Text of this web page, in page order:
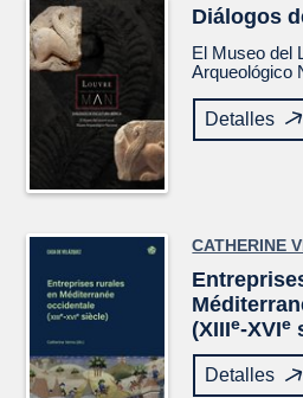
Diálogos
El Museo del
Arqueológico
Detalles
CATHERINE
(XIIIe-XVIe
Detalles